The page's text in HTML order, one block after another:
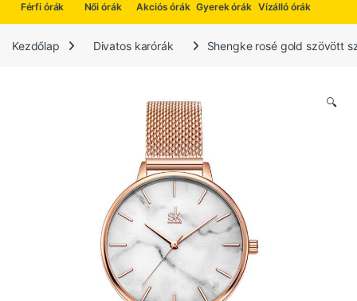
Férfi órák Női órák Akciós órák Gyerek órák Vízálló órák
Kezdőlap Divatos karórák Shengke rosé gold szövött
🔍